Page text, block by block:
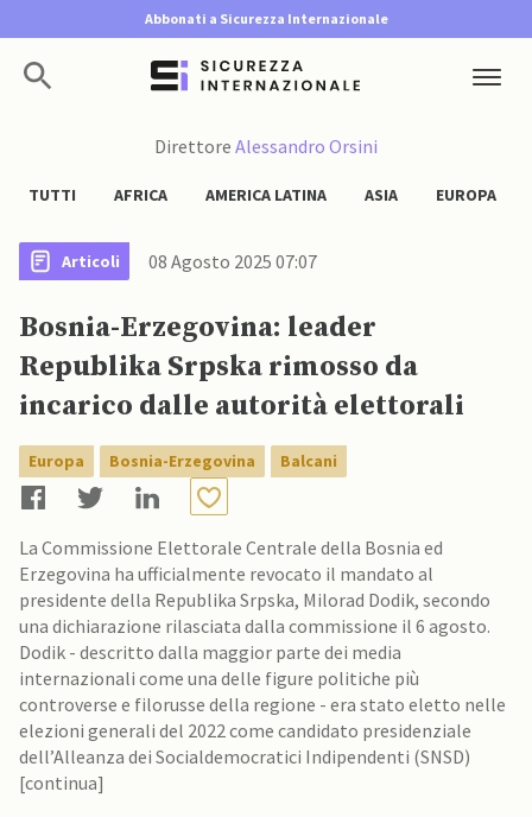
Abbonati a Sicurezza Internazionale
Direttore Alessandro Orsini
TUTTI AFRICA AMERICA LATINA ASIA EUROPA
Articoli 08 Agosto 2025 07:07
Bosnia-Erzegovina: leader
Republika Srpska rimosso da
incarico dalle autorità elettorali
Europa Bosnia-Erzegovina Balcani
La Commissione Elettorale Centrale della Bosnia ed
Erzegovina ha ufficialmente revocato il mandato al
presidente della Republika Srpska, Milorad Dodik, secondo
una dichiarazione rilasciata dalla commissione il 6 agosto.
Dodik - descritto dalla maggior parte dei media
internazionali come una delle figure politiche più
controverse e filorusse della regione - era stato eletto nelle
elezioni generali del 2022 come candidato presidenziale
dell’Alleanza dei Socialdemocratici Indipendenti (SNSD)
[continua]